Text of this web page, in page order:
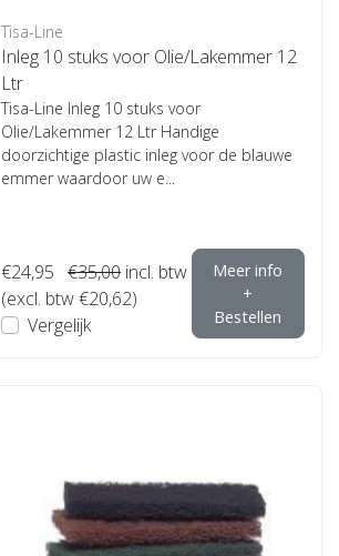
Tisa-Line
Inleg 10 stuks voor Olie/Lakemmer 12
Ltr
Tisa-Line Inleg 10 stuks voor
Olie/Lakemmer 12 Ltr Handige
doorzichtige plastic inleg voor de blauwe
emmer waardoor uw e...
€24,95 €35,00 incl. btw
(excl. btw €20,62)
Vergelijk
Meer info
+
Bestellen